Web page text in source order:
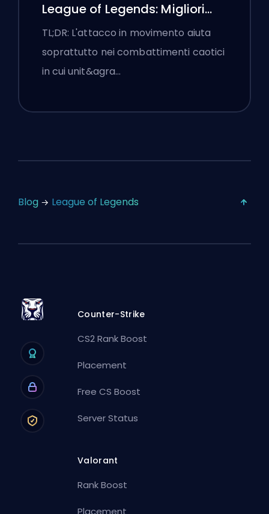
League of Legends: Migliori
Impostazioni
TL;DR: L'attacco in movimento aiuta
soprattutto nei combattimenti caotici
in cui unit&agra…
Blog League of Legends
Counter-Strike
CS2 Rank Boost
Placement
Free CS Boost
Server Status
Valorant
Rank Boost
Placement